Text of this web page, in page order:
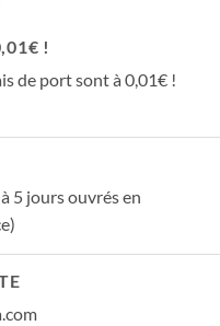
!
de port sont à 0,01€ !
5 jours ouvrés en